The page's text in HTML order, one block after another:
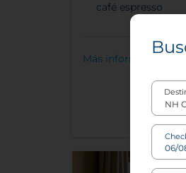
café espresso
Más información